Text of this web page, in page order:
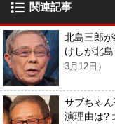
関連記事
北島三郎
けしが北
3月12日）
サブちゃ
演理由は?